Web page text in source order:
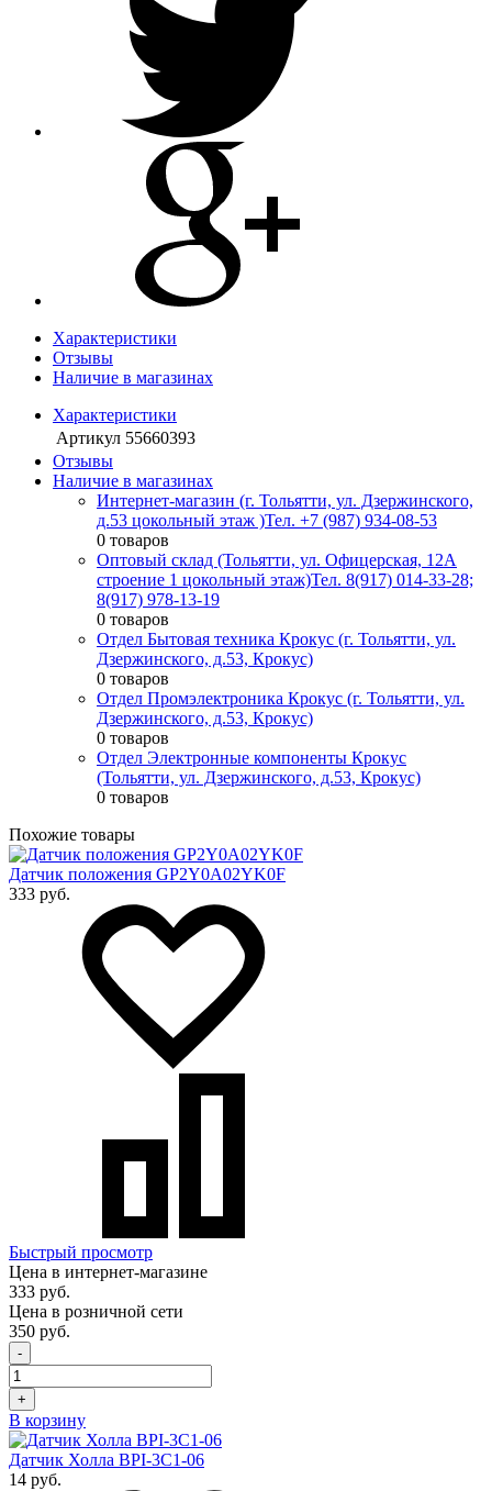
Характеристики
Отзывы
Наличие в магазинах
Характеристики
Артикул 55660393
Отзывы
Наличие в магазинах
Интернет-магазин (г. Тольятти, ул. Дзержинского,
д.53 цокольный этаж )Тел. +7 (987) 934-08-53
0 товаров
Оптовый склад (Тольятти, ул. Офицерская, 12А
строение 1 цокольный этаж)Тел. 8(917) 014-33-28;
8(917) 978-13-19
0 товаров
Отдел Бытовая техника Крокус (г. Тольятти, ул.
Дзержинского, д.53, Крокус)
0 товаров
Отдел Промэлектроника Крокус (г. Тольятти, ул.
Дзержинского, д.53, Крокус)
0 товаров
Отдел Электронные компоненты Крокус
(Тольятти, ул. Дзержинского, д.53, Крокус)
0 товаров
Похожие товары
Датчик положения GP2Y0A02YK0F
333 руб.
Быстрый просмотр
Цена в интернет-магазине
333 руб.
Цена в розничной сети
350 руб.
-
+
В корзину
Датчик Холла BPI-3C1-06
14 руб.